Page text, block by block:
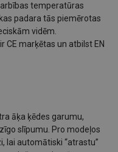
temperatūras
padara tās piemērotas
vidēm.
CE marķētas un atbilst EN
āķa ķēdes garumu,
slīpumu. Pro modeļos
lai automātiski “atrastu”